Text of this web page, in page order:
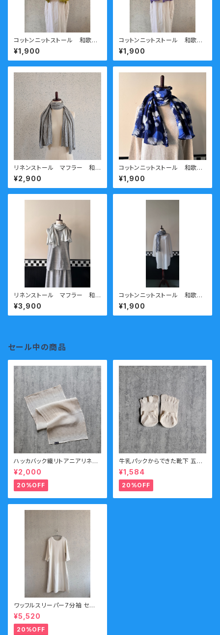
コットンニットストール 和歌山
ニット 日本製 kirippa 青
海波（せいがいは）グリーン 送
料無料
¥1,900
コットンニットストール 和歌山
ニット 日本製 kirippa 青
海波（せいがいは）パープル 送
料無料
¥1,900
リネンストール マフラー 和
歌山ニット 日本製 kirippa
杢グレー送料無料
¥2,900
コットンニットストール 和歌山
ニット 日本製 kirippa 〇柄
ブルー 送料無料
¥1,900
リネンストール マフラー 和
歌山ニット 日本製 kirippa
ボーダー(大) ホワイトxグレ
ー 送料無料
¥3,900
コットンニットストール 和歌山
ニット 日本製 kirippa ホ
ワイトxブラック 送料無料
¥1,900
セール中の商品
ハッカバック織リトアニアリネン
タオル 抗菌作用 送料無料 スト
ーンウォッシュ加工
¥2,000
20%OFF
牛乳パックからできた靴下 五本
指靴下 ソックス 防臭効果 ホワ
イト 白 メンズサイズ
¥1,584
20%OFF
ワッフルスリーパー7分袖 セー
ル
¥5,520
20%OFF